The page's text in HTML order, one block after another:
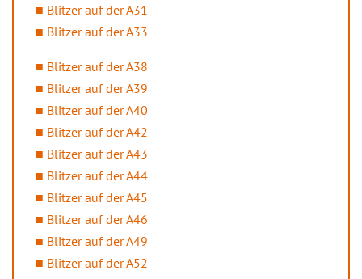
Blitzer auf der A31
Blitzer auf der A33
Blitzer auf der A38
Blitzer auf der A39
Blitzer auf der A40
Blitzer auf der A42
Blitzer auf der A43
Blitzer auf der A44
Blitzer auf der A45
Blitzer auf der A46
Blitzer auf der A49
Blitzer auf der A52